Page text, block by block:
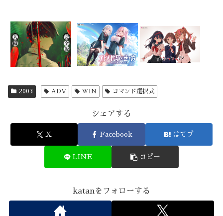
2003 ADV WIN コマンド選択式
シェアする
X Facebook はてブ
LINE コピー
katanをフォローする